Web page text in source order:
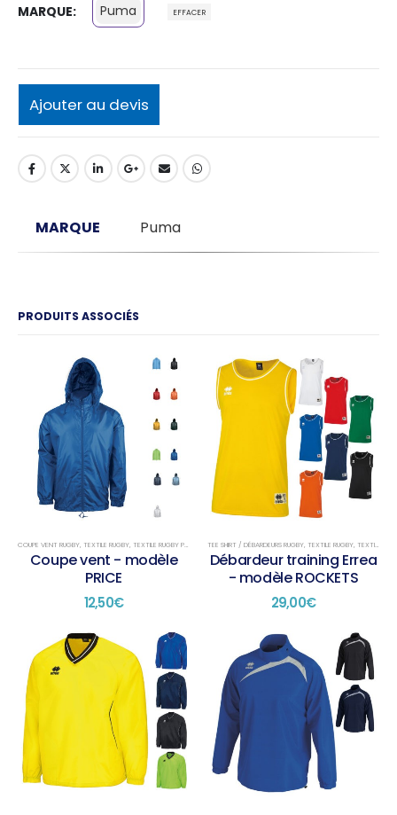
MARQUE Puma EFFACER
Ajouter au devis
MARQUE Puma
PRODUITS ASSOCIÉS
COUPE VENT RUGBY, TEXTILE RUGBY, TEXTILE RUGBY PRÉSENTATION
Coupe vent - modèle
PRICE
12,50€
TEE SHIRT / DÉBARDEURS RUGBY, TEXTILE RUGBY, TEXTILE RUGBY TRAINING
Débardeur training Errea
- modèle ROCKETS
29,00€